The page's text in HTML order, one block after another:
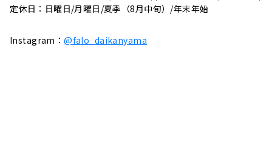
定休日：日曜日/月曜日/夏季（8月中旬）/年末年始
Instagram：@falo_daikanyama